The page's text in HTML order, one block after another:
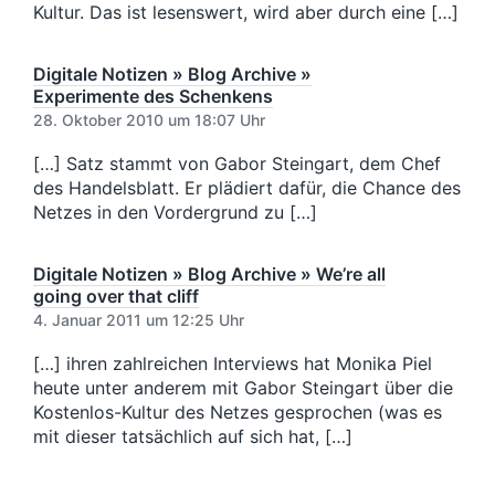
Kultur. Das ist lesenswert, wird aber durch eine […]
Digitale Notizen » Blog Archive »
Experimente des Schenkens
28. Oktober 2010 um 18:07 Uhr
[…] Satz stammt von Gabor Steingart, dem Chef
des Handelsblatt. Er plädiert dafür, die Chance des
Netzes in den Vordergrund zu […]
Digitale Notizen » Blog Archive » We’re all
going over that cliff
4. Januar 2011 um 12:25 Uhr
[…] ihren zahlreichen Interviews hat Monika Piel
heute unter anderem mit Gabor Steingart über die
Kostenlos-Kultur des Netzes gesprochen (was es
mit dieser tatsächlich auf sich hat, […]